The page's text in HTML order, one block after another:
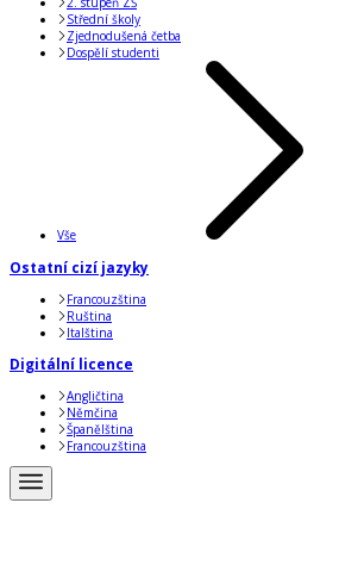
Střední školy
Zjednodušená četba
Dospělí studenti
Vše
Ostatní cizí jazyky
Francouzština
Ruština
Italština
Digitální licence
Angličtina
Němčina
Španělština
Francouzština